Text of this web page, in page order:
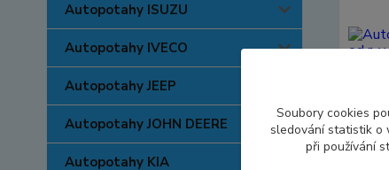
Autopotahy ISUZU
Autopotahy IVECO
Autopotahy JEEP
Autopotahy JOHN DEERE
Autopotahy KIA
Soubory cookies
sledování statistik o
při používání